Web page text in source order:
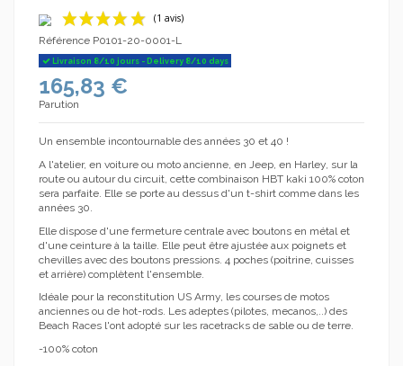
(1 avis)
Référence P0101-20-0001-L
Livraison 8/10 jours - Delivery 8/10 days
165,83 €
Parution
Un ensemble incontournable des années 30 et 40 !
A l'atelier, en voiture ou moto ancienne, en Jeep, en Harley, sur la
route ou autour du circuit, cette combinaison HBT kaki 100% coton
sera parfaite. Elle se porte au dessus d'un t-shirt comme dans les
années 30.
Elle dispose d'une fermeture centrale avec boutons en métal et
d'une ceinture à la taille. Elle peut être ajustée aux poignets et
chevilles avec des boutons pressions. 4 poches (poitrine, cuisses
et arrière) complètent l'ensemble.
Idéale pour la reconstitution US Army, les courses de motos
anciennes ou de hot-rods. Les adeptes (pilotes, mecanos,..) des
Beach Races l'ont adopté sur les racetracks de sable ou de terre.
-100% coton